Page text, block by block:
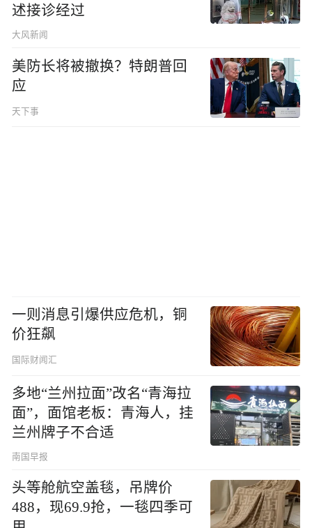
述接诊经过
大风新闻
美防长将被撤换？特朗普回
应
天下事
一则消息引爆供应危机，铜
价狂飙
国际财闻汇
多地“兰州拉面”改名“青海拉
面”，面馆老板：青海人，挂
兰州牌子不合适
南国早报
头等舱航空盖毯，吊牌价
488，现69.9抢，一毯四季可